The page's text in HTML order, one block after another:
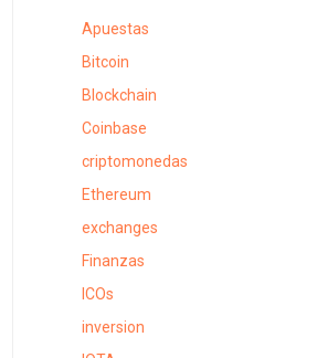
Apuestas
Bitcoin
Blockchain
Coinbase
criptomonedas
Ethereum
exchanges
Finanzas
ICOs
inversion